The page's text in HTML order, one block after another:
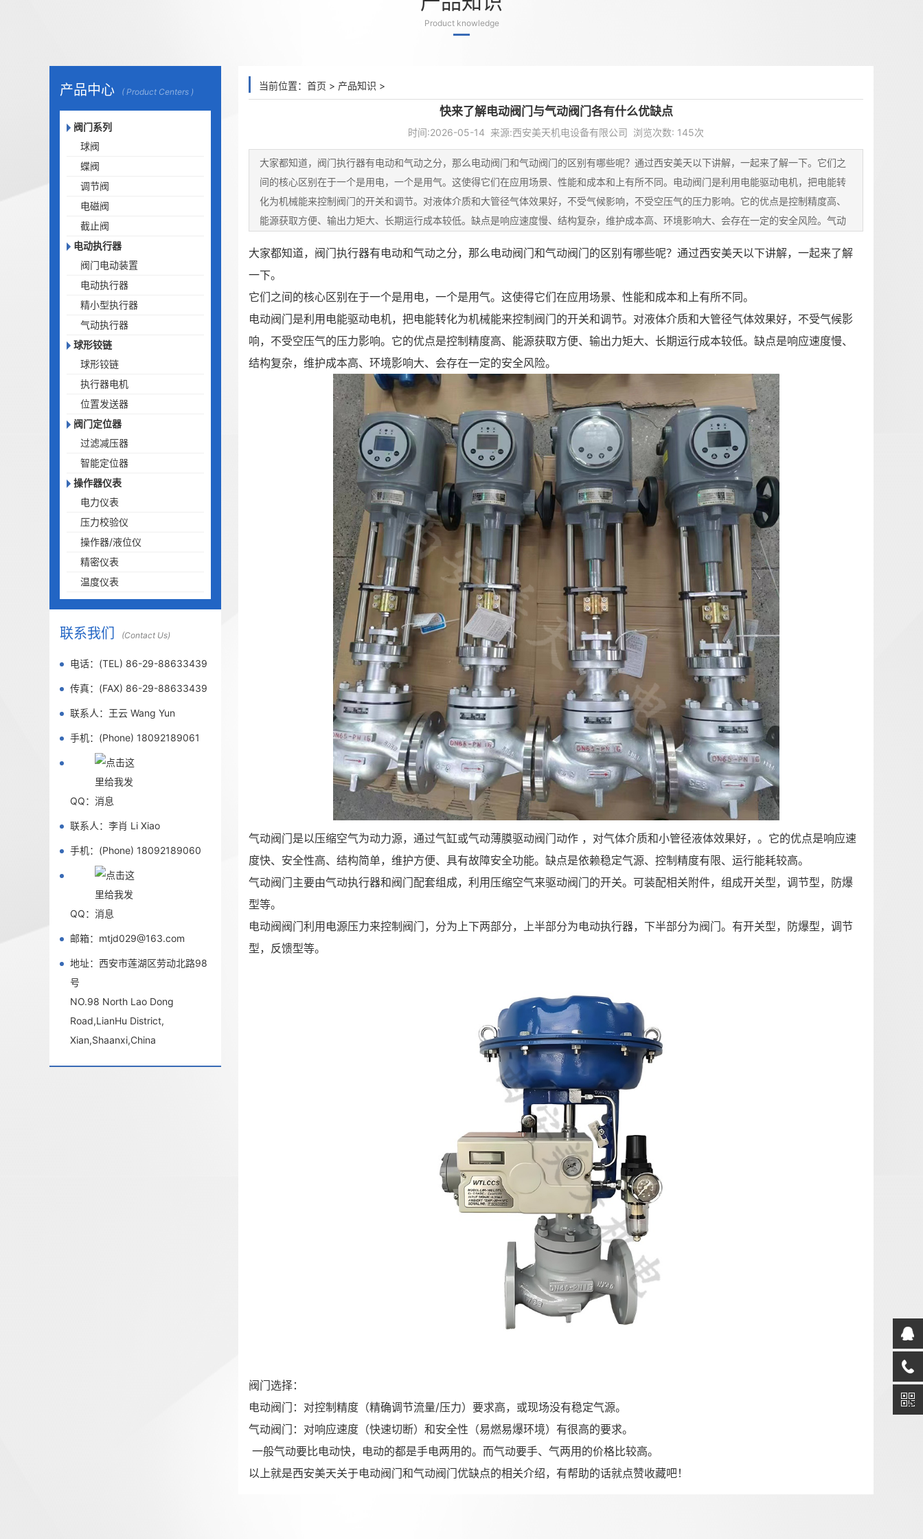
Product knowledge
产品中心 ( Product Centers )
阀门系列
球阀
蝶阀
调节阀
电磁阀
截止阀
电动执行器
阀门电动装置
电动执行器
精小型执行器
气动执行器
球形铰链
球形铰链
执行器电机
位置发送器
阀门定位器
过滤减压器
智能定位器
操作器仪表
电力仪表
压力校验仪
操作器/液位仪
精密仪表
温度仪表
联系我们 (Contact Us)
电话：(TEL) 86-29-88633439
传真：(FAX) 86-29-88633439
联系人：王云 Wang Yun
手机：(Phone) 18092189061
QQ：
联系人：李肖 Li Xiao
手机：(Phone) 18092189060
QQ：
邮箱：mtjd029@163.com
地址：西安市莲湖区劳动北路98
号
NO.98 North Lao Dong
Road,LianHu District,
Xian,Shaanxi,China
当前位置： 首页 > 产品知识 >
快来了解电动阀门与气动阀门各有什么优缺点
时间:2026-05-14 来源:西安美天机电设备有限公司 浏览次数: 145次
大家都知道，阀门执行器有电动和气动之分，那么电动阀门和气动阀门的区别有哪些呢？通过西安美天以下讲解，一起来了解一下。它们之
间的核心区别在于一个是用电，一个是用气。这使得它们在应用场景、性能和成本和上有所不同。电动阀门是利用电能驱动电机，把电能转
化为机械能来控制阀门的开关和调节。对液体介质和大管径气体效果好，不受气候影响，不受空压气的压力影响。它的优点是控制精度高、
能源获取方便、输出力矩大、长期运行成本较低。缺点是响应速度慢、结构复杂，维护成本高、环境影响大、会存在一定的安全风险。气动
大家都知道，阀门执行器有电动和气动之分，那么电动阀门和气动阀门的区别有哪些呢？通过西安美天以下讲解，一起来了解
一下。
它们之间的核心区别在于一个是用电，一个是用气。这使得它们在应用场景、性能和成本和上有所不同。
电动阀门是利用电能驱动电机，把电能转化为机械能来控制阀门的开关和调节。对液体介质和大管径气体效果好，不受气候影
响，不受空压气的压力影响。它的优点是控制精度高、能源获取方便、输出力矩大、长期运行成本较低。缺点是响应速度慢、
结构复杂，维护成本高、环境影响大、会存在一定的安全风险。
气动阀门是以压缩空气为动力源，通过气缸或气动薄膜驱动阀门动作 ，对气体介质和小管径液体效果好，。它的优点是响应速
度快、安全性高、结构简单，维护方便、具有故障安全功能。缺点是依赖稳定气源、控制精度有限、运行能耗较高。
气动阀门主要由气动执行器和阀门配套组成，利用压缩空气来驱动阀门的开关。可装配相关附件，组成开关型，调节型，防爆
型等。
电动阀阀门利用电源压力来控制阀门，分为上下两部分，上半部分为电动执行器，下半部分为阀门。有开关型，防爆型，调节
型，反馈型等。
阀门选择：
电动阀门：对控制精度（精确调节流量/压力）要求高，或现场没有稳定气源。
气动阀门：对响应速度（快速切断）和安全性（易燃易爆环境）有很高的要求。
一般气动要比电动快，电动的都是手电两用的。而气动要手、气两用的价格比较高。
以上就是西安美天关于电动阀门和气动阀门优缺点的相关介绍，有帮助的话就点赞收藏吧！